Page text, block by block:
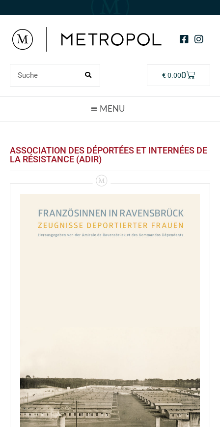
€0.000
ASSOCIATION DES DÉPORTÉES ET INTERNÉES DE
LA RÉSISTANCE (ADIR)